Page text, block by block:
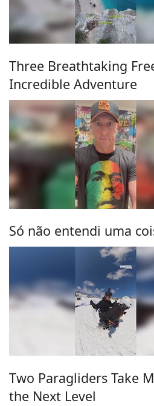
Three Breathtaking
Incredible Adventure
Só não entendi uma
Two Paragliders Take
the Next Level